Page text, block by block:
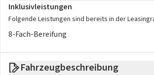
Inklusivleistungen
Folgende Leistungen sind bereits in der
8-Fach-Bereifung
Fahrzeugbeschreibung